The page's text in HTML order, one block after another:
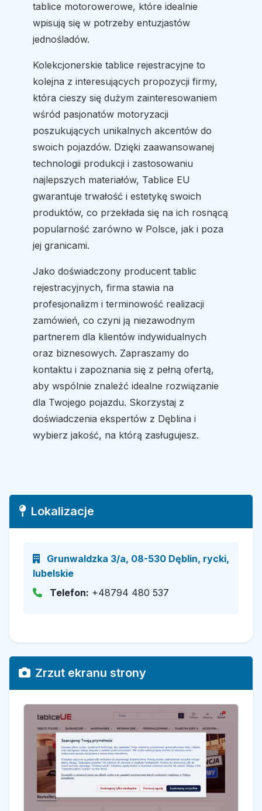
tablice motorowerowe, które idealnie
wpisują się w potrzeby entuzjastów
jednośladów.
Kolekcjonerskie tablice rejestracyjne to
kolejna z interesujących propozycji firmy,
która cieszy się dużym zainteresowaniem
wśród pasjonatów motoryzacji
poszukujących unikalnych akcentów do
swoich pojazdów. Dzięki zaawansowanej
technologii produkcji i zastosowaniu
najlepszych materiałów, Tablice EU
gwarantuje trwałość i estetykę swoich
produktów, co przekłada się na ich rosnącą
popularność zarówno w Polsce, jak i poza
jej granicami.
Jako doświadczony producent tablic
rejestracyjnych, firma stawia na
profesjonalizm i terminowość realizacji
zamówień, co czyni ją niezawodnym
partnerem dla klientów indywidualnych
oraz biznesowych. Zapraszamy do
kontaktu i zapoznania się z pełną ofertą,
aby wspólnie znaleźć idealne rozwiązanie
dla Twojego pojazdu. Skorzystaj z
doświadczenia ekspertów z Dęblina i
wybierz jakość, na którą zasługujesz.
Lokalizacje
Grunwaldzka 3/a, 08-530 Dęblin, rycki,
lubelskie
Telefon: +48794 480 537
Zrzut ekranu strony